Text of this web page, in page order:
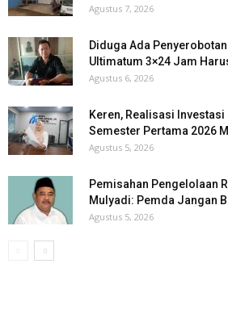
Agustus 7, 2026
Diduga Ada
Ultimatum 3×24 Jam
Agustus 6, 2026
Keren, Realisasi
Semester Pertama 2026
Agustus 5, 2026
Pemisahan Pengelolaan
Mulyadi: Pemda Jangan
Agustus 5, 2026